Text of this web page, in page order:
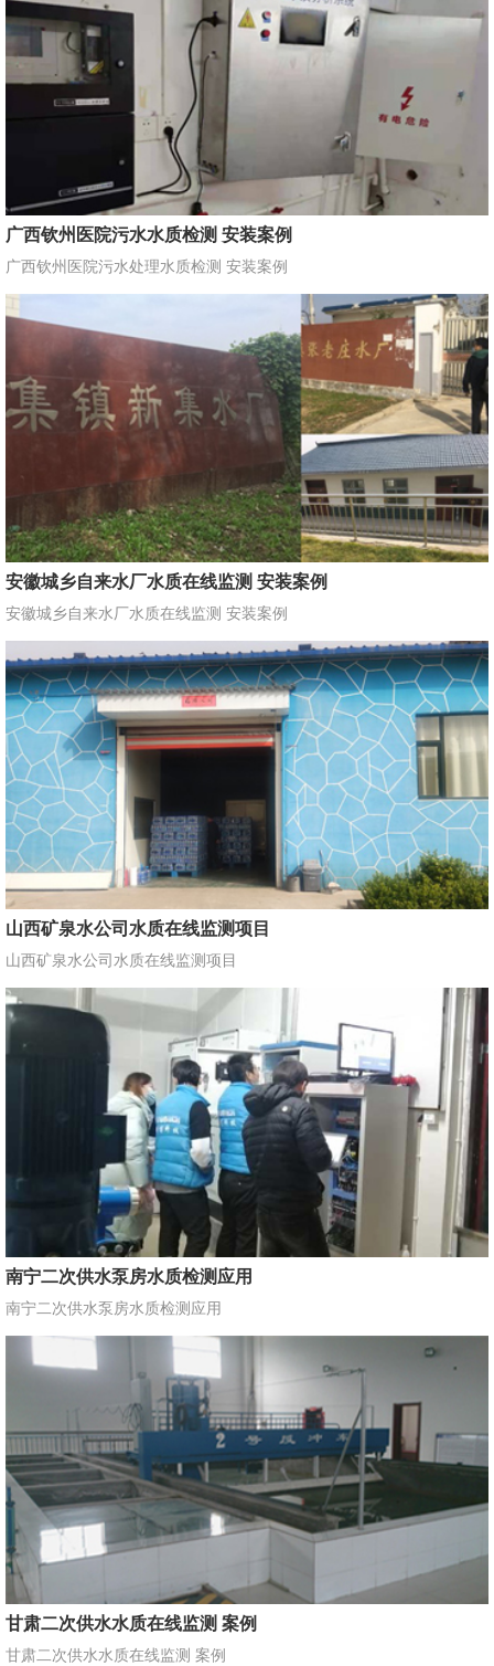
广西钦州医院污水水质检测 安装案例
广西钦州医院污水处理水质检测 安装案例
安徽城乡自来水厂水质在线监测 安装案例
安徽城乡自来水厂水质在线监测 安装案例
山西矿泉水公司水质在线监测项目
山西矿泉水公司水质在线监测项目
南宁二次供水泵房水质检测应用
南宁二次供水泵房水质检测应用
甘肃二次供水水质在线监测 案例
甘肃二次供水水质在线监测 案例